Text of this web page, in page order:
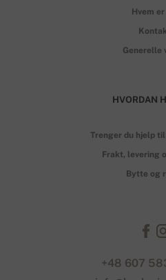
Hvem er
Generelle
HVORDAN
Trenger du hjelp
Frakt, levering
Bytte og
+48 607